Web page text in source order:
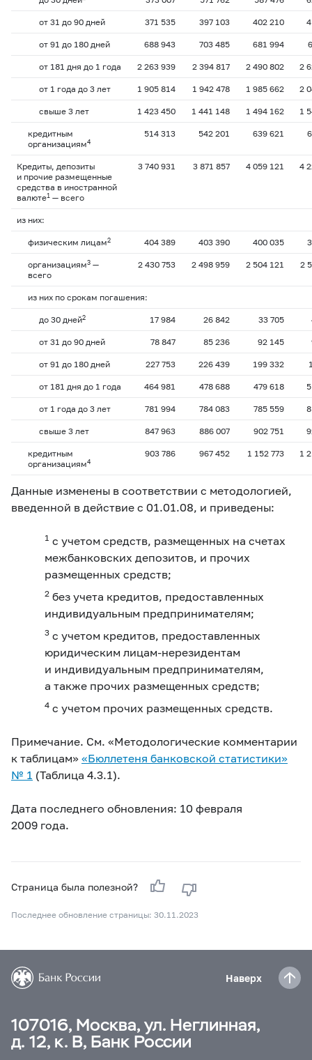
от 31 до 90 дней 371 535 397 103 402 210
от 91 до 180 дней 688 943 703 485 681 994
от 181 дня до 1 года 2 263 939 2 394 817 2 490 802 2
от 1 года до 3 лет 1 905 814 1 942 478 1 985 662 2
свыше 3 лет 1 423 450 1 441 148 1 494 162 1
кредитным
организациям4
514 313 542 201 639 621
Кредиты, депозиты
и прочие размещенные
средства в иностранной
валюте1 — всего
3 740 931 3 871 857 4 059 121 4
из них:
физическим лицам2 404 389 403 390 400 035
организациям3 —
всего
2 430 753 2 498 959 2 504 121 2
из них по срокам погашения:
до 30 дней2 17 984 26 842 33 705
от 31 до 90 дней 78 847 85 236 92 145
от 91 до 180 дней 227 753 226 439 199 332
от 181 дня до 1 года 464 981 478 688 479 618
от 1 года до 3 лет 781 994 784 083 785 559
свыше 3 лет 847 963 886 007 902 751
кредитным
организациям4
903 786 967 452 1 152 773 1
Данные изменены в соответствии с методологией,
введенной в действие с 01.01.08, и приведены:
1 с учетом средств, размещенных на счетах
межбанковских депозитов, и прочих
размещенных средств;
2 без учета кредитов, предоставленных
индивидуальным предпринимателям;
3 с учетом кредитов, предоставленных
юридическим лицам-нерезидентам
и индивидуальным предпринимателям,
а также прочих размещенных средств;
4 с учетом прочих размещенных средств.
Примечание. См. «Методологические комментарии
к таблицам» «Бюллетеня банковской статистики»
№ 1 (Таблица 4.3.1).
Дата последнего обновления: 10 февраля
2009 года.
Страница была полезной?
Последнее обновление страницы: 30.11.2023
Наверх
107016, Москва, ул. Неглинная,
д. 12, к. В, Банк России